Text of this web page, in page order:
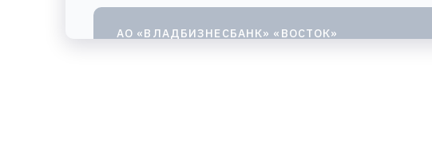
АО «ВЛАДБИЗНЕСБАНК» «ВОСТОК»